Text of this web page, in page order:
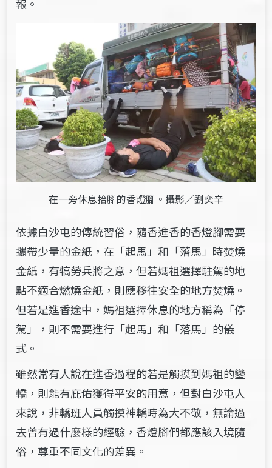
報。
在一旁休息抬腳的香燈腳。攝影／劉奕辛
依據白沙屯的傳統習俗，隨香進香的香燈腳需要
攜帶少量的金紙，在「起馬」和「落馬」時焚燒
金紙，有犒勞兵將之意，但若媽祖選擇駐駕的地
點不適合燃燒金紙，則應移往安全的地方焚燒。
但若是進香途中，媽祖選擇休息的地方稱為「停
駕」，則不需要進行「起馬」和「落馬」的儀
式。
雖然常有人說在進香過程的若是觸摸到媽祖的鑾
轎，則能有庇佑獲得平安的用意，但對白沙屯人
來說，非轎班人員觸摸神轎時為大不敬，無論過
去曾有過什麼樣的經驗，香燈腳們都應該入境隨
俗，尊重不同文化的差異。